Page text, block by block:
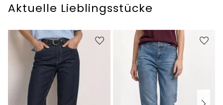
Aktuelle Lieblingsstücke